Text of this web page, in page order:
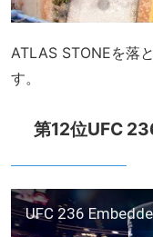
ATLAS STONEを落
す。
第12位UFC
UFC 236